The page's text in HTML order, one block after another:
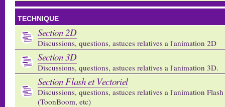
TECHNIQUE
Section 2D
Discussions, questions, astuces relatives a l'animation 2D
Section 3D
Discussions, questions, astuces relatives a l'animation 3D.
Section Flash et Vectoriel
Discussions, questions, astuces relatives a l'animation
(ToonBoom, etc)